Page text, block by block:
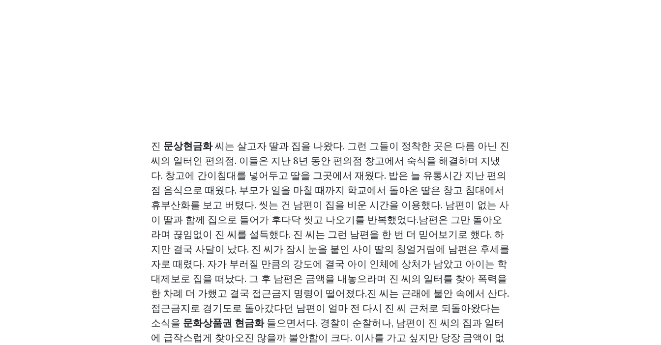
진 문상현금화씨는 살고자 딸과 집을 나왔다. 그런 그들이 정착한 곳은 다름 아닌 진
씨의 일터인 편의점. 이들은 지난 8년 동안 편의점 창고에서 숙식을 해결하며 지냈
다. 창고에 간이침대를 넣어두고 딸을 그곳에서 재웠다. 밥은 늘 유통시간 지난 편의
점 음식으로 때웠다. 부모가 일을 마칠 때까지 학교에서 돌아온 딸은 창고 침대에서
휴부산화를 보고 버텼다. 씻는 건 남편이 집을 비운 시간을 이용했다. 남편이 없는 사
이 딸과 함께 집으로 들어가 후다닥 씻고 나오기를 반복했었다.남편은 그만 돌아오
라며 끊임없이 진 씨를 설득했다. 진 씨는 그런 남편을 한 번 더 믿어보기로 했다. 하
지만 결국 사달이 났다. 진 씨가 잠시 눈을 붙인 사이 딸의 칭얼거림에 남편은 후세를
자로 때렸다. 자가 부러질 만큼의 강도에 결국 아이 인체에 상처가 남았고 아이는 학
대제보로 집을 떠났다. 그 후 남편은 금액을 내놓으라며 진 씨의 일터를 찾아 폭력을
한 차례 더 가했고 결국 접근금지 명령이 떨어졌다.진 씨는 근래에 불안 속에서 산다.
접근금지로 경기도로 돌아갔다던 남편이 얼마 전 다시 진 씨 근처로 되돌아왔다는
소식을 문화상품권 현금화들으면서다. 경찰이 순찰허나, 남편이 진 씨의 집과 일터
에 급작스럽게 찾아오진 않을까 불안함이 크다. 이사를 가고 싶지만 당장 금액이 없